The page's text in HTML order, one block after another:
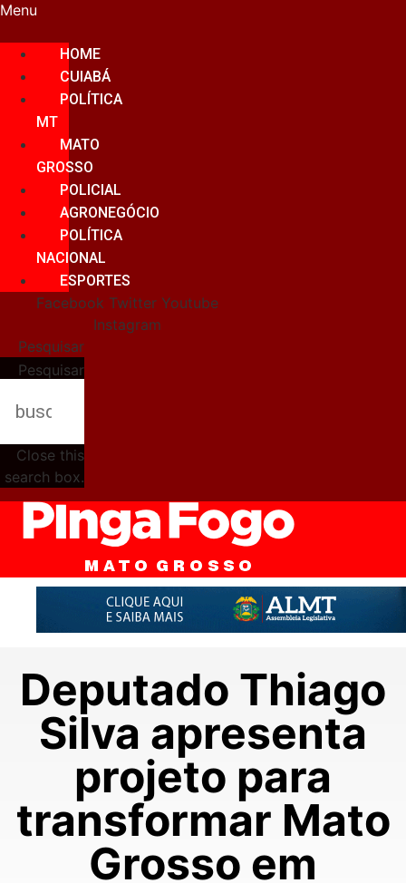
Menu
HOME
CUIABÁ
POLÍTICA
MT
MATO
GROSSO
POLICIAL
AGRONEGÓCIO
POLÍTICA
NACIONAL
ESPORTES
Facebook Twitter Youtube
Instagram
Pesquisar
Pesquisar
Close this
search box.
Deputado Thiago
Silva apresenta
projeto para
transformar Mato
Grosso em